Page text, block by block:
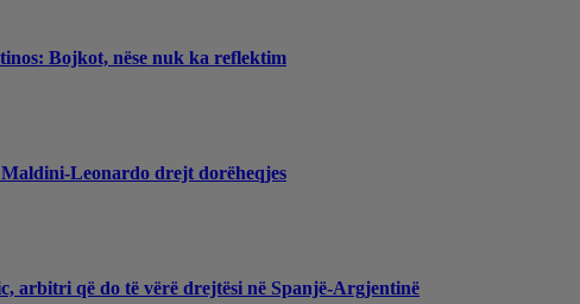
Bojkot, nëse nuk ka reflektim
Leonardo drejt dorëheqjes
arbitri që do të vërë drejtësi në Spanjë-Argjentinë